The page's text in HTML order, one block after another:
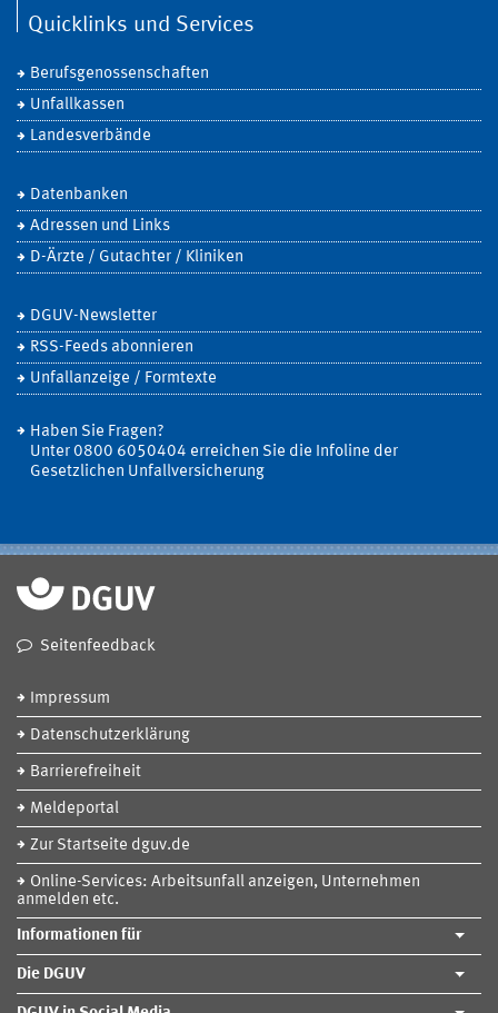
Quicklinks und Services
Berufsgenossenschaften
Unfallkassen
Landesverbände
Datenbanken
Adressen und Links
D-Ärzte / Gutachter / Kliniken
DGUV-Newsletter
RSS-Feeds abonnieren
Unfallanzeige / Formtexte
Haben Sie Fragen?
Unter 0800 6050404 erreichen Sie die Infoline der
Gesetzlichen Unfallversicherung
Seitenfeedback
Impressum
Datenschutzerklärung
Barrierefreiheit
Meldeportal
Zur Startseite dguv.de
Online-Services: Arbeitsunfall anzeigen, Unternehmen
anmelden etc.
Informationen für
Die DGUV